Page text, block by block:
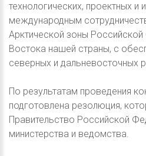
технологических, проектных
международным
Арктической зоны
Востока нашей страны, с
северных и дальневосточных
По результатам проведения
подготовлена резолюция,
Правительство Российской
министерства и ведомства.